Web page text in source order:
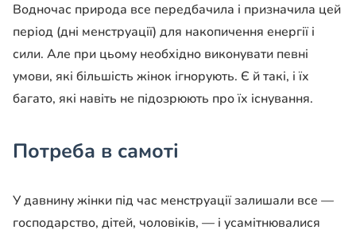
Водночас природа все передбачила і призначила цей
період (дні менструації) для накопичення енергії і
сили. Але при цьому необхідно виконувати певні
умови, які більшість жінок ігнорують. Є й такі, і їх
багато, які навіть не підозрюють про їх існування.
Потреба в самоті
У давнину жінки під час менструації залишали все —
господарство, дітей, чоловіків, — і усамітнювалися